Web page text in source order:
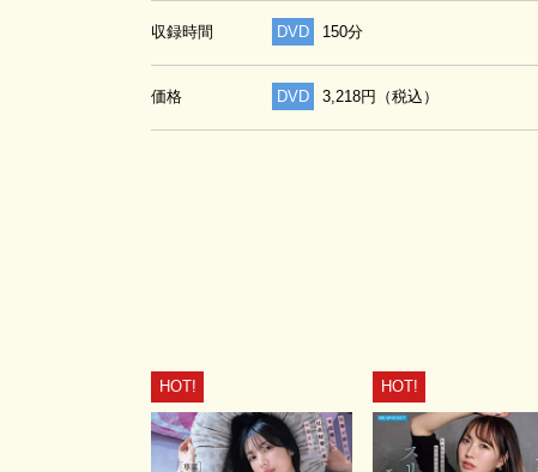
収録時間 DVD 150分
価格 DVD 3,218円（税込）
HOT! HOT!